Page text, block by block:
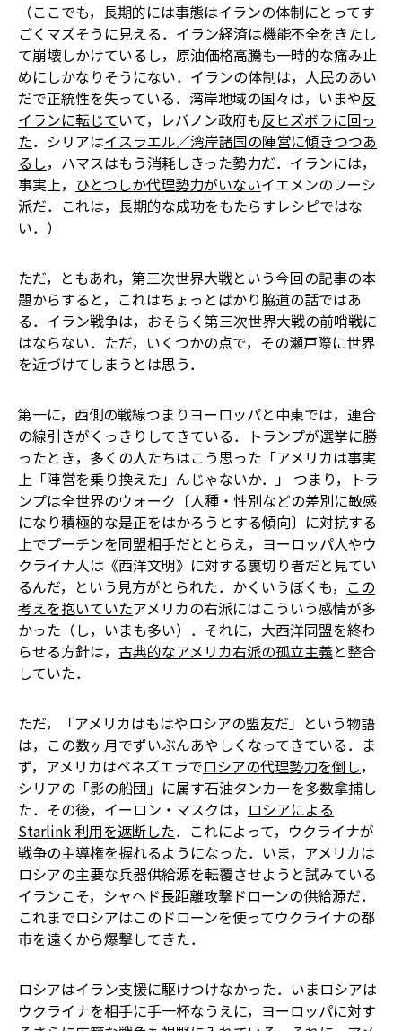
（ここでも，長期的には事態はイランの体制にとってす
ごくマズそうに見える．イラン経済は機能不全をきたし
て崩壊しかけているし，原油価格高騰も一時的な痛み止
めにしかなりそうにない．イランの体制は，人民のあい
だで正統性を失っている．湾岸地域の国々は，いまや反
イランに転じていて，レバノン政府も反ヒズボラに回っ
た．シリアはイスラエル／湾岸諸国の陣営に傾きつつあ
るし，ハマスはもう消耗しきった勢力だ．イランには，
事実上， ひとつしか代理勢力がいない――イエメンのフーシ
派だ．これは，長期的な成功をもたらすレシピではな
い．）
ただ，ともあれ，第三次世界大戦という今回の記事の本
題からすると，これはちょっとばかり脇道の話ではあ
る．イラン戦争は，おそらく第三次世界大戦の前哨戦に
はならない．ただ，いくつかの点で，その瀬戸際に世界
を近づけてしまうとは思う．
第一に，西側の戦線つまりヨーロッパと中東では，連合
の線引きがくっきりしてきている．トランプが選挙に勝
ったとき，多くの人たちはこう思った――「アメリカは事実
上「陣営を乗り換えた」んじゃないか．」 つまり，トラ
ンプは全世界のウォーク〔人種・性別などの差別に敏感
になり積極的な是正をはかろうとする傾向〕に対抗する
上でプーチンを同盟相手だととらえ，ヨーロッパ人やウ
クライナ人は《西洋文明》に対する裏切り者だと見てい
るんだ，という見方がとられた．かくいうぼくも， この
考えを抱いていた――アメリカの右派にはこういう感情が多
かった（し，いまも多い）．それに，大西洋同盟を終わ
らせる方針は， 古典的なアメリカ右派の孤立主義と整合
していた．
ただ，「アメリカはもはやロシアの盟友だ」という物語
は，この数ヶ月でずいぶんあやしくなってきている．ま
ず，アメリカはベネズエラでロシアの代理勢力を倒し，
シリアの「影の船団」に属す石油タンカーを多数拿捕し
た．その後，イーロン・マスクは， ロシアによる
Starlink 利用を遮断した．これによって，ウクライナが
戦争の主導権を握れるようになった．いま，アメリカは
ロシアの主要な兵器供給源を転覆させようと試みている――
イランこそ，シャヘド長距離攻撃ドローンの供給源だ．
これまでロシアはこのドローンを使ってウクライナの都
市を遠くから爆撃してきた．
ロシアはイラン支援に駆けつけなかった．いまロシアは
ウクライナを相手に手一杯なうえに，ヨーロッパに対す